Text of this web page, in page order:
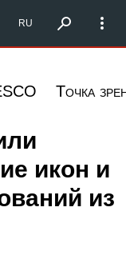
Запад
RU
Точка
икон и
из